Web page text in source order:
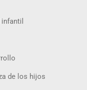
de los hijos